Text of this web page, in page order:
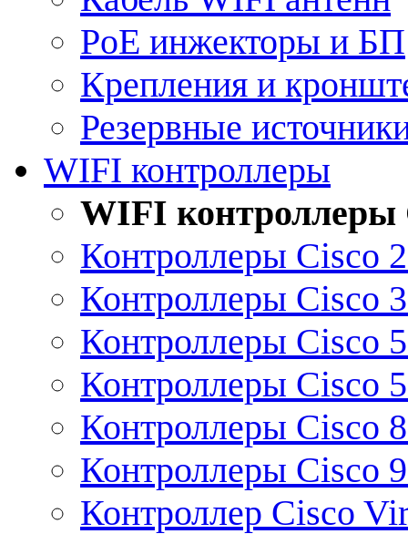
PoE инжекторы и БП
Крепления и
Резервные
WIFI контроллеры
WIFI контроллеры
Контроллеры Cisco
Контроллеры Cisco
Контроллеры Cisco
Контроллеры Cisco
Контроллеры Cisco
Контроллеры Cisco
Контроллер Cisco